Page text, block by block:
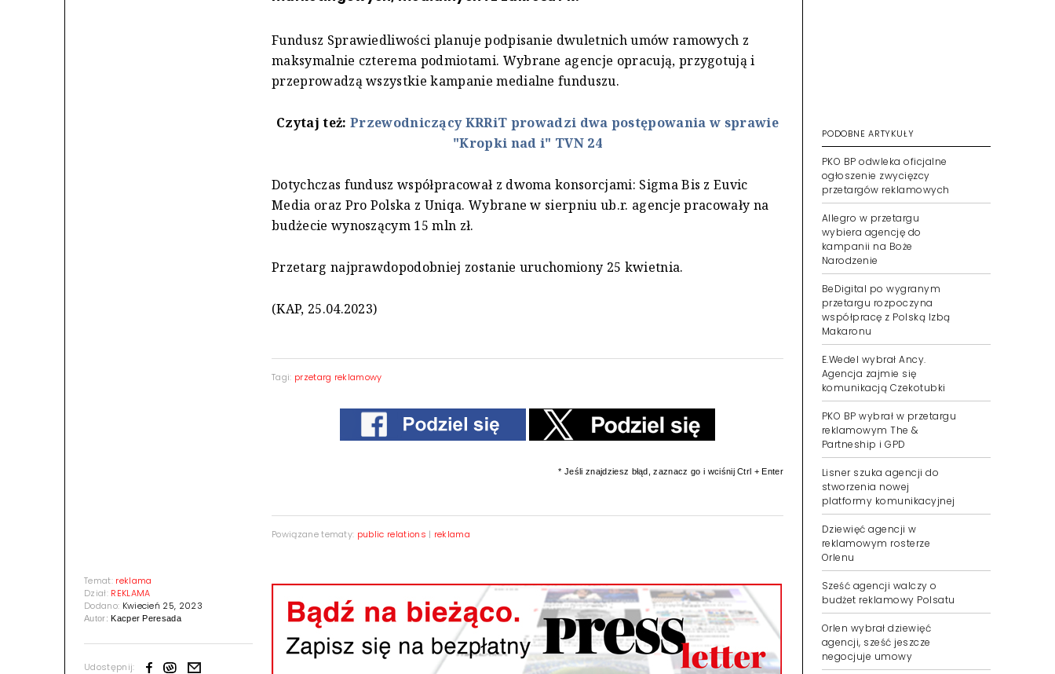
Temat: reklama
Dział: REKLAMA
Dodano: Kwiecień 25, 2023
Autor:Kacper Peresada
Udostępnij:
Fundusz Sprawiedliwości planuje podpisanie dwuletnich umów ramowych z
maksymalnie czterema podmiotami. Wybrane agencje opracują, przygotują i
przeprowadzą wszystkie kampanie medialne funduszu.
Czytaj też: Przewodniczący KRRiT prowadzi dwa postępowania w sprawie
"Kropki nad i" TVN 24
Dotychczas fundusz współpracował z dwoma konsorcjami: Sigma Bis z Euvic
Media oraz Pro Polska z Uniqa. Wybrane w sierpniu ub.r. agencje pracowały na
budżecie wynoszącym 15 mln zł.
Przetarg najprawdopodobniej zostanie uruchomiony 25 kwietnia.
(KAP, 25.04.2023)
Tagi: przetarg reklamowy
* Jeśli znajdziesz błąd, zaznacz go i wciśnij Ctrl + Enter
Powiązane tematy: public relations | reklama
PODOBNE ARTYKUŁY
PKO BP odwleka oficjalne
ogłoszenie zwycięzcy
przetargów reklamowych
Allegro w przetargu
wybiera agencję do
kampanii na Boże
Narodzenie
BeDigital po wygranym
przetargu rozpoczyna
współpracę z Polską Izbą
Makaronu
E.Wedel wybrał Ancy.
Agencja zajmie się
komunikacją Czekotubki
PKO BP wybrał w przetargu
reklamowym The &
Partneship i GPD
Lisner szuka agencji do
stworzenia nowej
platformy komunikacyjnej
Dziewięć agencji w
reklamowym rosterze
Orlenu
Sześć agencji walczy o
budżet reklamowy Polsatu
Orlen wybrał dziewięć
agencji, sześć jeszcze
negocjuje umowy